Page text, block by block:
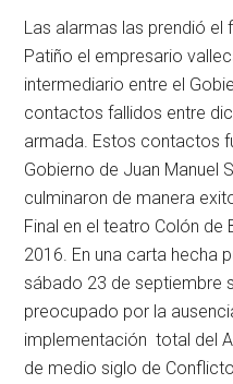
Las alarmas las prendió el
Patiño el empresario
intermediario entre el
contactos fallidos entre
armada. Estos contactos
Gobierno de Juan Manuel
culminaron de manera
Final en el teatro Colón
2016. En una carta hecha
sábado 23 de septiembre
preocupado por la
implementación total del
de medio siglo de